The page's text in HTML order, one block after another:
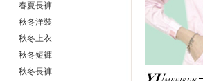
春夏長褲
秋冬洋裝
秋冬上衣
秋冬短褲
秋冬長褲